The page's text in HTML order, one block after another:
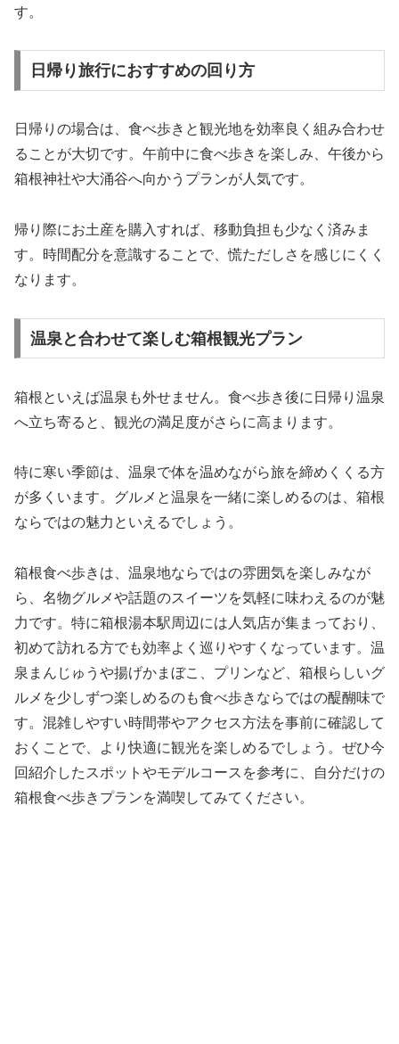
す。
日帰り旅行におすすめの回り方
日帰りの場合は、食べ歩きと観光地を効率良く組み合わせ
ることが大切です。午前中に食べ歩きを楽しみ、午後から
箱根神社や大涌谷へ向かうプランが人気です。
帰り際にお土産を購入すれば、移動負担も少なく済みま
す。時間配分を意識することで、慌ただしさを感じにくく
なります。
温泉と合わせて楽しむ箱根観光プラン
箱根といえば温泉も外せません。食べ歩き後に日帰り温泉
へ立ち寄ると、観光の満足度がさらに高まります。
特に寒い季節は、温泉で体を温めながら旅を締めくくる方
が多くいます。グルメと温泉を一緒に楽しめるのは、箱根
ならではの魅力といえるでしょう。
箱根食べ歩きは、温泉地ならではの雰囲気を楽しみなが
ら、名物グルメや話題のスイーツを気軽に味わえるのが魅
力です。特に箱根湯本駅周辺には人気店が集まっており、
初めて訪れる方でも効率よく巡りやすくなっています。温
泉まんじゅうや揚げかまぼこ、プリンなど、箱根らしいグ
ルメを少しずつ楽しめるのも食べ歩きならではの醍醐味で
す。混雑しやすい時間帯やアクセス方法を事前に確認して
おくことで、より快適に観光を楽しめるでしょう。ぜひ今
回紹介したスポットやモデルコースを参考に、自分だけの
箱根食べ歩きプランを満喫してみてください。